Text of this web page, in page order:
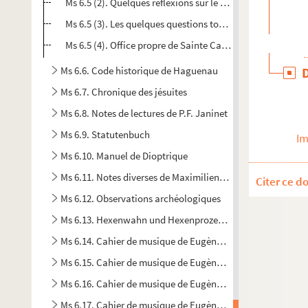
Ms 6.5 (3). Les quelques questions touchant l'amour de
Ms 6.5 (4). Office propre de Sainte Catherine de Gènes
Ms 6.6. Code historique de Haguenau
Ms 6.7. Chronique des jésuites
Ms 6.8. Notes de lectures de P.F. Janinet
Ms 6.9. Statutenbuch
Ms 6.10. Manuel de Dioptrique
Ms 6.11. Notes diverses de Maximilien de Ring
Ms 6.12. Observations archéologiques
Ms 6.13. Hexenwahn und Hexenprozesse in Haguenau
Ms 6.14. Cahier de musique de Eugène Corréard
Ms 6.15. Cahier de musique de Eugène Corréard
Ms 6.16. Cahier de musique de Eugène Corréard
Ms 6.17. Cahier de musique de Eugène Corréard
Citer ce